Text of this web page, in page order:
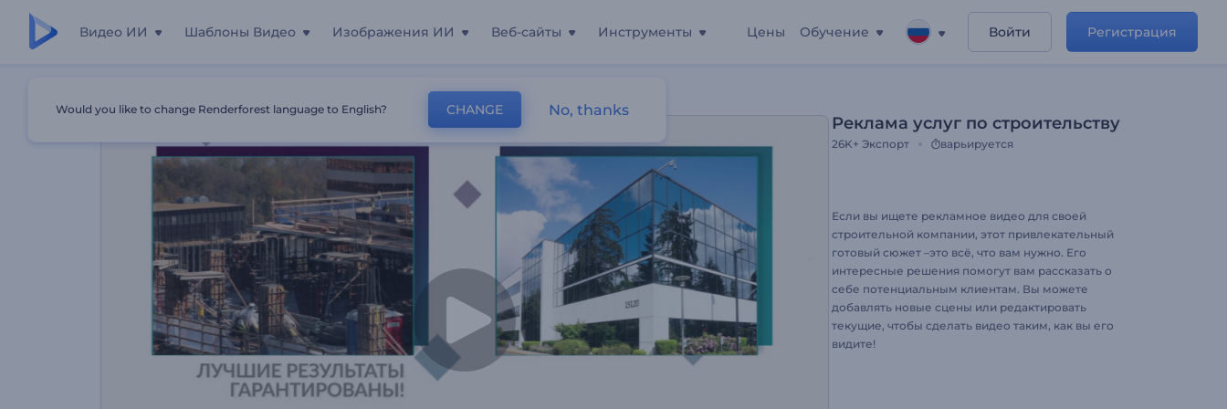
Видео ИИ Шаблоны Видео Изображения ИИ Веб-сайты Инструменты Цены Обучение Войти Регистрация
Реклама услуг по строительству
26K+ Экспорт варьируется
Если вы ищете рекламное видео для своей
строительной компании, этот привлекательный
готовый cюжет –это всё, что вам нужно. Его
интересные решения помогут вам рассказать о
себе потенциальным клиентам. Вы можете
добавлять новые сцены или редактировать
текущие, чтобы сделать видео таким, как вы его
видите!
Would you like to change Renderforest language to English? CHANGE No, thanks